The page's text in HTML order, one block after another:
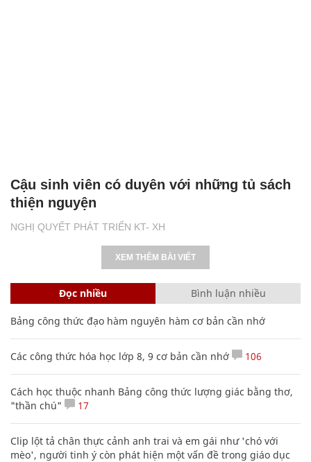
NGHỊ QUYẾT PHÁT TRIỂN KT- XH
Cậu sinh viên có duyên với những tủ sách
thiện nguyện
XEM THÊM BÀI VIẾT
Đọc nhiều Bình luận nhiều
Bảng công thức đạo hàm nguyên hàm cơ bản cần nhớ
Các công thức hóa học lớp 8, 9 cơ bản cần nhớ 106
Cách học thuộc nhanh Bảng công thức lượng giác bằng thơ,
"thần chú"
17
Clip lột tả chân thực cảnh anh trai và em gái như 'chó với
mèo', người tinh ý còn phát hiện một vấn đề trong giáo dục